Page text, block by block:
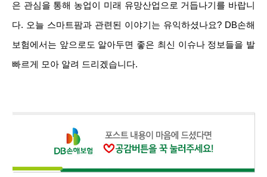
은 관심을 통해 농업이 미래 유망산업으로 거듭나기를 바랍니
다. 오늘 스마트팜과 관련된 이야기는 유익하셨나요? DB손해
보험에서는 앞으로도 알아두면 좋은 최신 이슈나 정보들을 발
빠르게 모아 알려 드리겠습니다.